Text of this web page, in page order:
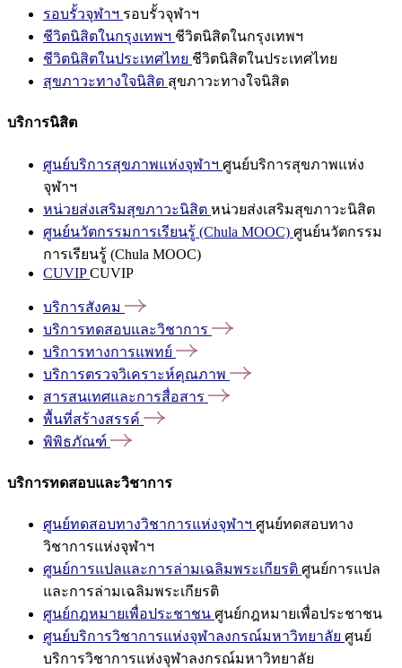
รอบรั้วจุฬาฯ รอบรั้วจุฬาฯ
ชีวิตนิสิตในกรุงเทพฯ ชีวิตนิสิตในกรุงเทพฯ
ชีวิตนิสิตในประเทศไทย ชีวิตนิสิตในประเทศไทย
สุขภาวะทางใจนิสิต สุขภาวะทางใจนิสิต
บริการนิสิต
ศูนย์บริการสุขภาพแห่งจุฬาฯ ศูนย์บริการสุขภาพแห่ง
จุฬาฯ
หน่วยส่งเสริมสุขภาวะนิสิต หน่วยส่งเสริมสุขภาวะนิสิต
ศูนย์นวัตกรรมการเรียนรู้ (Chula MOOC) ศูนย์นวัตกรรม
การเรียนรู้ (Chula MOOC)
CUVIPCUVIP
บริการสังคม
บริการทดสอบและวิชาการ
บริการทางการแพทย์
บริการตรวจวิเคราะห์คุณภาพ
สารสนเทศและการสื่อสาร
พื้นที่สร้างสรรค์
พิพิธภัณฑ์
บริการทดสอบและวิชาการ
ศูนย์ทดสอบทางวิชาการแห่งจุฬาฯ ศูนย์ทดสอบทาง
วิชาการแห่งจุฬาฯ
ศูนย์การแปลและการล่ามเฉลิมพระเกียรติ ศูนย์การแปล
และการล่ามเฉลิมพระเกียรติ
ศูนย์กฎหมายเพื่อประชาชน ศูนย์กฎหมายเพื่อประชาชน
ศูนย์บริการวิชาการแห่งจุฬาลงกรณ์มหาวิทยาลัย ศูนย์
บริการวิชาการแห่งจุฬาลงกรณ์มหาวิทยาลัย